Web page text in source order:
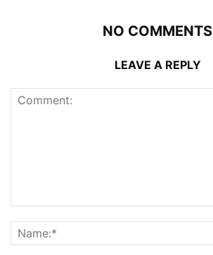
NO COMMENTS
LEAVE A REPLY